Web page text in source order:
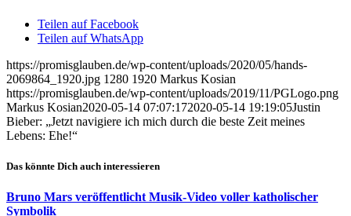
Teilen auf Facebook
Teilen auf WhatsApp
https://promisglauben.de/wp-content/uploads/2020/05/hands-
2069864_1920.jpg 1280 1920 Markus Kosian
https://promisglauben.de/wp-content/uploads/2019/11/PGLogo.png
Markus Kosian2020-05-14 07:07:172020-05-14 19:19:05Justin
Bieber: „Jetzt navigiere ich mich durch die beste Zeit meines
Lebens: Ehe!“
Das könnte Dich auch interessieren
Bruno Mars veröffentlicht Musik-Video voller katholischer
Symbolik